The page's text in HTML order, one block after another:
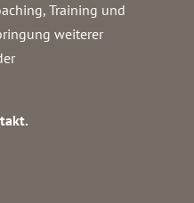
Training und
weiterer